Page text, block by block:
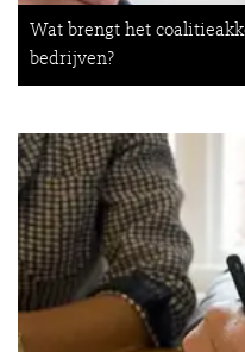
Wat brengt het
bedrijven?